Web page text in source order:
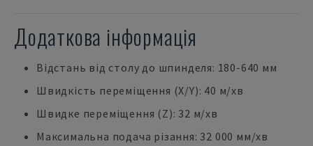
Додаткова інформація
Відстань від столу до шпинделя: 180-640 мм
Швидкість переміщення (X/Y): 40 м/хв
Швидке переміщення (Z): 32 м/хв
Максимальна подача різання: 32 000 мм/хв